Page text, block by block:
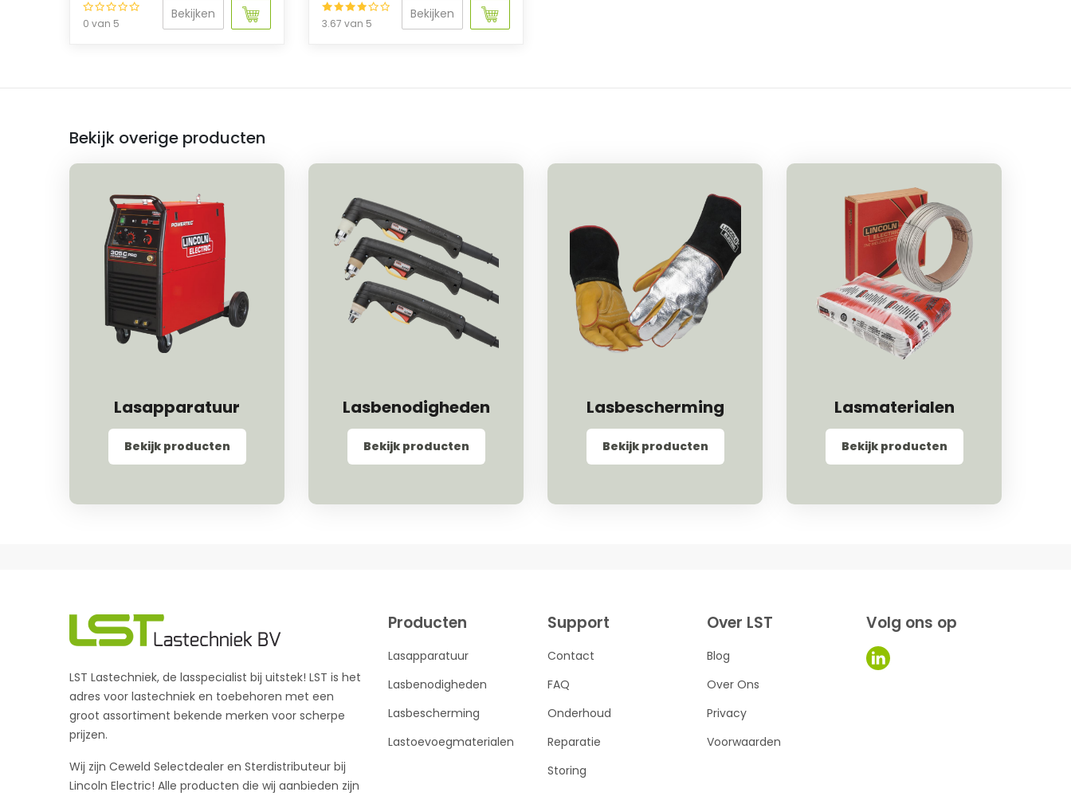
0 van 5
Bekijken
3.67 van 5
Bekijken
Bekijk overige producten
Lasapparatuur
Bekijk producten
Lasbenodigheden
Bekijk producten
Lasbescherming
Bekijk producten
Lasmaterialen
Bekijk producten
LST Lastechniek, de lasspecialist bij uitstek! LST is het
adres voor lastechniek en toebehoren met een
groot assortiment bekende merken voor scherpe
prijzen.
Wij zijn Ceweld Selectdealer en Sterdistributeur bij
Lincoln Electric! Alle producten die wij aanbieden zijn
Producten
Lasapparatuur
Lasbenodigheden
Lasbescherming
Lastoevoegmaterialen
Support
Contact
FAQ
Onderhoud
Reparatie
Storing
Over LST
Blog
Over Ons
Privacy
Voorwaarden
Volg ons op